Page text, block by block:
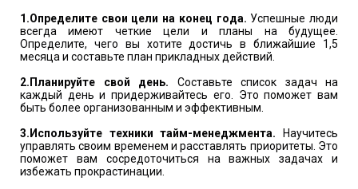
1.Определите свои цели на конец года. Успешные люди
всегда имеют четкие цели и планы на будущее.
Определите, чего вы хотите достичь в ближайшие 1,5
месяца и составьте план прикладных действий.
2.Планируйте свой день. Составьте список задач на
каждый день и придерживайтесь его. Это поможет вам
быть более организованным и эффективным.
3.Используйте техники тайм-менеджмента. Научитесь
управлять своим временем и расставлять приоритеты. Это
поможет вам сосредоточиться на важных задачах и
избежать прокрастинации.